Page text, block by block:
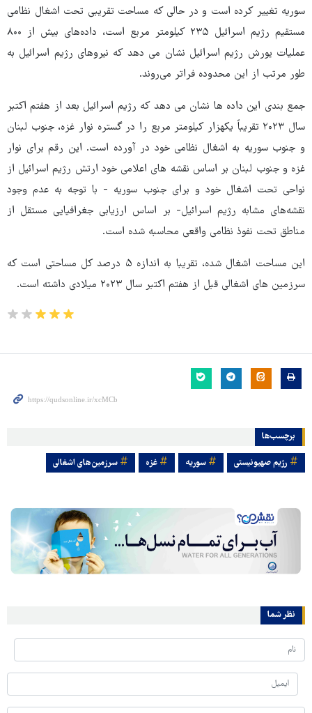
سوریه تغییر کرده است و در حالی که مساحت تقریبی تحت اشغال نظامی
مستقیم رژیم اسرائیل ۲۳۵ کیلومتر مربع است، داده‌های بیش از ۸۰۰
عملیات یورش رژیم اسرائیل نشان می دهد که نیروهای رژیم اسرائیل به
طور مرتب از این محدوده فراتر می‌روند.
جمع بندی این داده ها نشان می دهد که رژیم اسرائیل بعد از هفتم اکتبر
سال ۲۰۲۳ تقریباً یکهزار کیلومتر مربع را در گستره نوار غزه، جنوب لبنان
و جنوب سوریه به اشغال نظامی خود در آورده است. این رقم برای نوار
غزه و جنوب لبنان بر اساس نقشه های اعلامی خود ارتش رژیم اسرائیل از
نواحی تحت اشغال خود و برای جنوب سوریه - با توجه به عدم وجود
نقشه‌های مشابه رژیم اسرائیل- بر اساس ارزیابی جغرافیایی مستقل از
مناطق تحت نفوذ نظامی واقعی محاسبه شده است.
این مساحت اشغال شده، تقریبا به اندازه ۵ درصد کل مساحتی است که
سرزمین های اشغالی قبل از هفتم اکتبر سال ۲۰۲۳ میلادی داشته است.
برچسب‌ها
رژیم صهیونیستی سوریه غزه سرزمین‌های اشغالی
نظر شما